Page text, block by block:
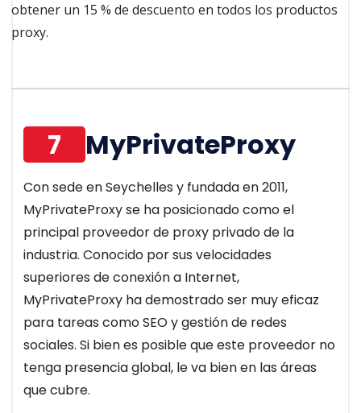
obtener un 15 % de descuento en todos los productos
proxy.
7 MyPrivateProxy
Con sede en Seychelles y fundada en 2011,
MyPrivateProxy se ha posicionado como el
principal proveedor de proxy privado de la
industria. Conocido por sus velocidades
superiores de conexión a Internet,
MyPrivateProxy ha demostrado ser muy eficaz
para tareas como SEO y gestión de redes
sociales. Si bien es posible que este proveedor no
tenga presencia global, le va bien en las áreas
que cubre.